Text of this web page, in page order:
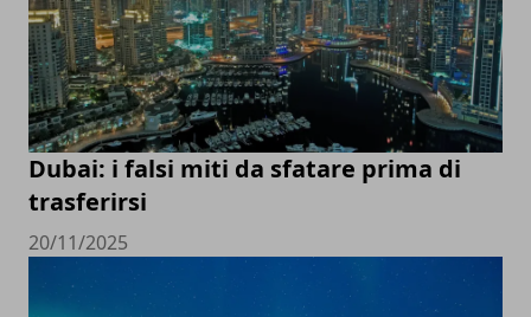
Dubai: i falsi miti da sfatare prima di
trasferirsi
20/11/2025